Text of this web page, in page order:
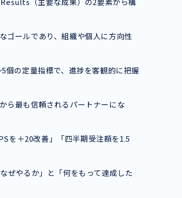
ールであり、組織や個人に方向性
の定量指標で、進捗を客観的に把握
ら最も信頼されるパートナーにな
を＋20改善」「四半期受注額を1.5
ぜやるか」と「何をもって達成した